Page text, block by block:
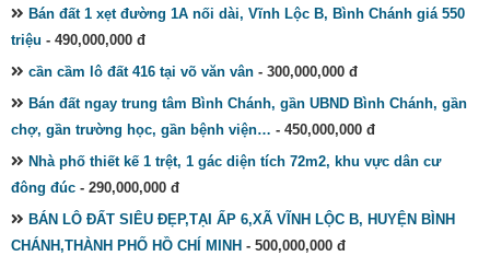
Bán đất 1 xẹt đường 1A nối dài, Vĩnh Lộc B, Bình Chánh giá 550
triệu - 490,000,000 đ
cần cầm lô đất 416 tại võ văn vân - 300,000,000 đ
Bán đất ngay trung tâm Bình Chánh, gần UBND Bình Chánh, gần
chợ, gần trường học, gần bệnh viện… - 450,000,000 đ
Nhà phố thiết kế 1 trệt, 1 gác diện tích 72m2, khu vực dân cư
đông đúc - 290,000,000 đ
BÁN LÔ ĐẤT SIÊU ĐẸP,TẠI ẤP 6,XÃ VĨNH LỘC B, HUYỆN BÌNH
CHÁNH,THÀNH PHỐ HỒ CHÍ MINH - 500,000,000 đ